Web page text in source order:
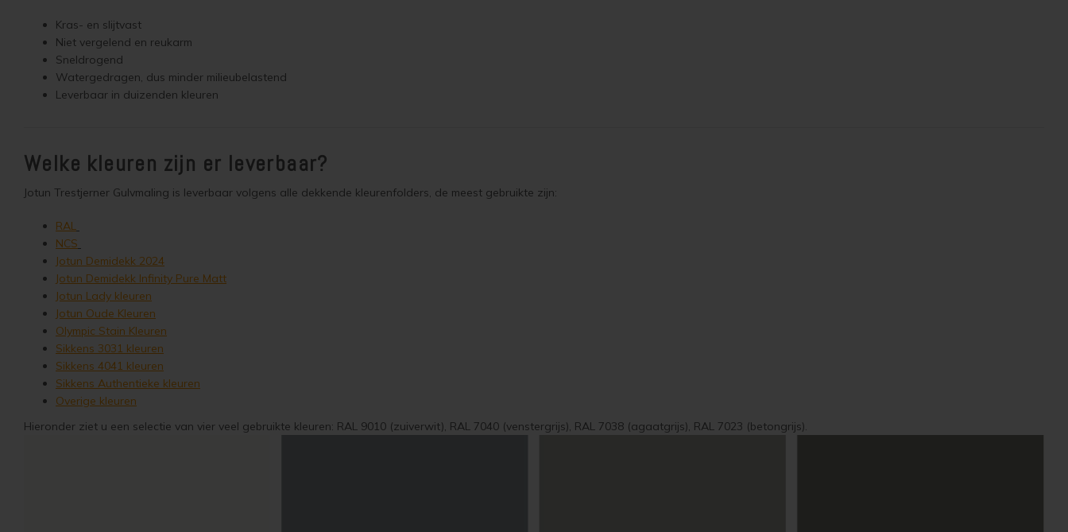
Kras- en slijtvast
Niet vergelend en reukarm
Sneldrogend
Watergedragen, dus minder milieubelastend
Leverbaar in duizenden kleuren
Welke kleuren zijn er leverbaar?
Jotun Trestjerner Gulvmaling is leverbaar volgens alle dekkende kleurenfolders, de meest gebruikte zijn:
RAL
NCS
Jotun Demidekk 2024
Jotun Demidekk Infinity Pure Matt
Jotun Lady kleuren
Jotun Oude Kleuren
Olympic Stain Kleuren
Sikkens 3031 kleuren
Sikkens 4041 kleuren
Sikkens Authentieke kleuren
Overige kleuren
Hieronder ziet u een selectie van vier veel gebruikte kleuren: RAL 9010 (zuiverwit), RAL 7040 (venstergrijs), RAL 7038 (agaatgrijs), RAL 7023 (betongrijs).